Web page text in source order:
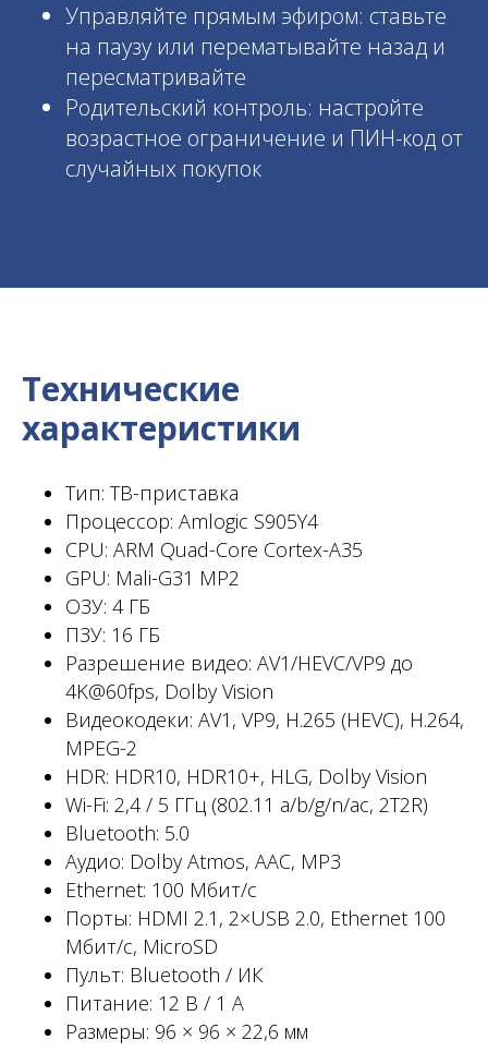
Управляйте прямым эфиром: ставьте
на паузу или перематывайте назад и
пересматривайте
Родительский контроль: настройте
возрастное ограничение и ПИН-код от
случайных покупок
Технические
характеристики
Тип: ТВ-приставка
Процессор: Amlogic S905Y4
CPU: ARM Quad-Core Cortex-A35
GPU: Mali-G31 MP2
ОЗУ: 4 ГБ
ПЗУ: 16 ГБ
Разрешение видео: AV1/HEVC/VP9 до
4K@60fps, Dolby Vision
Видеокодеки: AV1, VP9, H.265 (HEVC), H.264,
MPEG-2
HDR: HDR10, HDR10+, HLG, Dolby Vision
Wi-Fi: 2,4 / 5 ГГц (802.11 a/b/g/n/ac, 2T2R)
Bluetooth: 5.0
Аудио: Dolby Atmos, AAC, MP3
Ethernet: 100 Мбит/с
Порты: HDMI 2.1, 2×USB 2.0, Ethernet 100
Мбит/с, MicroSD
Пульт: Bluetooth / ИК
Питание: 12 В / 1 А
Размеры: 96 × 96 × 22,6 мм